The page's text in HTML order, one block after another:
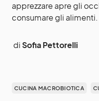
apprezzare apre gli
consumare gli alimenti.
diSofia Pettorelli
CUCINA MACROBIOTICA